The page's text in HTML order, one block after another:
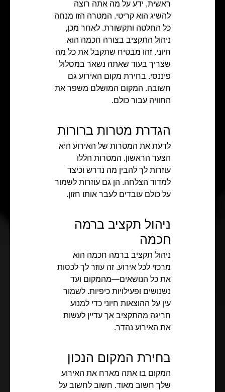
ראשית, ידע על מה אתה רוצה
להשיג הוא קריטי. המטרה הזו מנחה
כל החלטה ותקשורת. לאחר מכן,
ניהול התקציב בצורה חכמה הוא
חיוני. זהו מבטיח שתקבל את כל מה
שצריך בעוד שאתה נשאר במסלול
פיננסי. בחירת מקום האירוע גם
חשובה. המקום המושלם משפר את
החוויה עבור כולם.
הגדרת מטרות ברורות
לדעת את המטרות של האירוע היא
הצעד הראשון. המטרות הללו
עוזרות לך להבין מה נדרש וכיצד
למדוד הצלחה. הן גם עוזרות לשמור
על כולם עובדים לעבר אותו חזון.
ניהול תקציב ברמה
חכמה
ניהול תקציב ברמה חכמה הוא
מרכזי לכל אירוע. זה עוזר לך לכסות
את כל הנושאים—מהמקום ועד
נשנושים ופעילויות כיפיות. לשמור
עין על ההוצאות חיוני כדי למנוע
חריגה מהתקציב אך עדיין לעשות
את האירוע נהדר.
בחירת המקום הנכון
המקום בו אתה מארח את האירוע
שלך חשוב מאוד. חשוב לחשוב על